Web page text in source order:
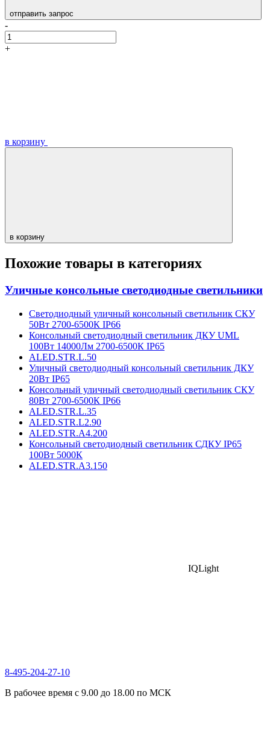
отправить запрос
-
+
в корзину
в корзину
Похожие товары в категориях
Уличные консольные светодиодные светильники
Светодиодный уличный консольный светильник СКУ
50Вт 2700-6500К IP66
Консольный светодиодный светильник ДКУ UML
100Вт 14000Лм 2700-6500К IP65
ALED.STR.L.50
Уличный светодиодный консольный светильник ДКУ
20Вт IP65
Консольный уличный светодиодный светильник СКУ
80Вт 2700-6500К IP66
ALED.STR.L.35
ALED.STR.L2.90
ALED.STR.A4.200
Консольный светодиодный светильник СДКУ IP65
100Вт 5000К
ALED.STR.A3.150
IQLight
8-495-204-27-10
В рабочее время с 9.00 до 18.00 по МСК